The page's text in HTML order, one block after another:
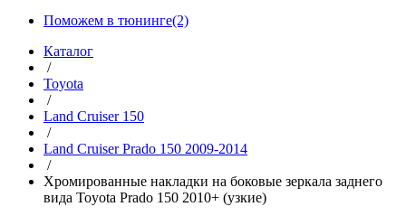
Поможем в тюнинге(2)
Каталог
/
Toyota
/
Land Cruiser 150
/
Land Cruiser Prado 150 2009-2014
/
Хромированные накладки на боковые зеркала заднего
вида Toyota Prado 150 2010+ (узкие)